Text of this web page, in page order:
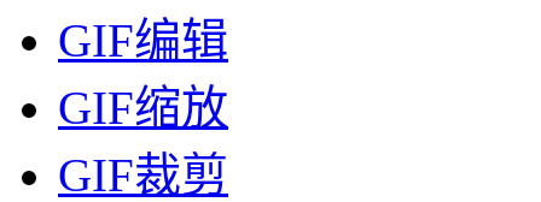
GIF编辑
GIF缩放
GIF裁剪